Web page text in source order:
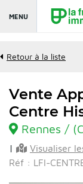
MENU
Retour à la liste
Vente
Centre
Rennes /
| Visualiser
Réf : LFI-